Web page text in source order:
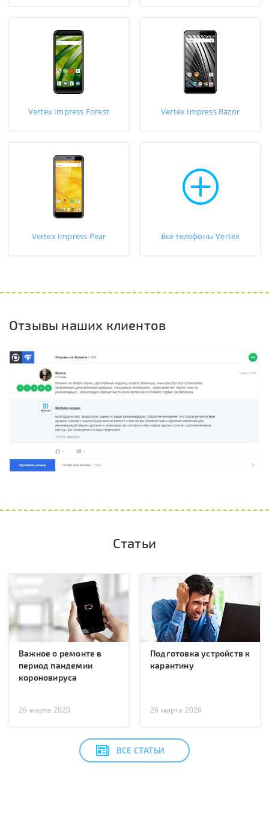
Vertex Impress Forest Vertex Impress Razor
Vertex Impress Pear Все телефоны Vertex
Отзывы наших клиентов
Статьи
Важное о ремонте в
период пандемии
короновируса
26 марта 2020
Подготовка устройств к
карантину
26 марта 2020
ВСЕ СТАТЬИ